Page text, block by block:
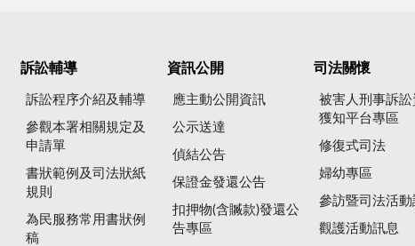
訴訟輔導
訴訟程序介紹及輔導
參觀本署相關規定及
申請單
書狀範例及司法狀紙
規則
為民服務常用書狀例
稿
資訊公開
應主動公開資訊
公示送達
偵結公告
保證金發還公告
扣押物(含贓款)發還公
告專區
司法關懷
被害人刑事訴訟
獲知平台專區
修復式司法
婦幼專區
參訪暨司法活動
觀護活動訊息